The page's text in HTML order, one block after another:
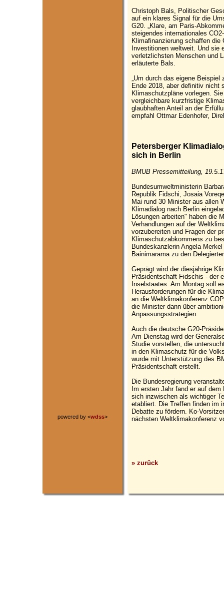
powered by <wdss>
Christoph Bals, Politischer
auf ein klares Signal für die
G20. „Klare, am Paris-
steigendes internationales
Klimafinanzierung schaffen die
Investitionen weltweit. Und sie
verletzlichsten Menschen und
erläuterte Bals.
„Um durch das eigene
Ende 2018, aber definitiv nicht
Klimaschutzpläne vorlegen.
vergleichbare kurzfristige
glaubhaften Anteil an der
empfahl Ottmar Edenhofer,
Petersberger
sich in Berlin
BMUB Pressemitteilung,
Bundesumweltministerin
Republik Fidschi, Josaia
Mai rund 30 Minister aus allen
Klimadialog nach Berlin
Lösungen arbeiten" haben die
Verhandlungen auf der
vorzubereiten und Fragen der
Klimaschutzabkommens zu
Bundeskanzlerin Angela
Bainimarama zu den
Geprägt wird der diesjährige
Präsidentschaft Fidschis - der
Inselstaates. Am Montag soll
Herausforderungen für die
an die Weltklimakonferenz
die Minister dann über
Anpassungsstrategien.
Auch die deutsche G20-
Am Dienstag wird der
Studie vorstellen, die
in den Klimaschutz für die
wurde mit Unterstützung des
Präsidentschaft erstellt.
Die Bundesregierung
Im ersten Jahr fand er auf
sich inzwischen als wichtiger
etabliert. Die Treffen finden im
Debatte zu fördern. Ko-
nächsten Weltklimakonferenz
» zurück